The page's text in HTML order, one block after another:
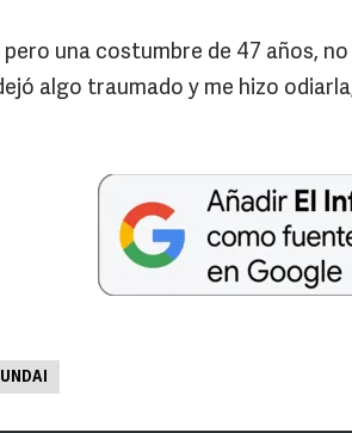
pero una costumbre de 47 años,
algo traumado y me hizo